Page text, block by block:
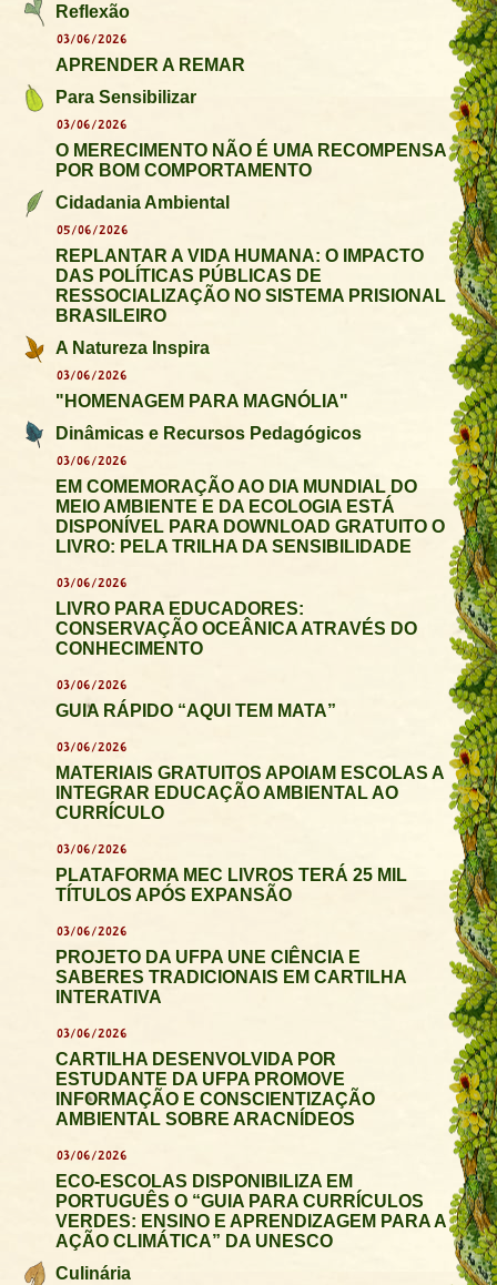
Reflexão
03/06/2026
APRENDER A REMAR
Para Sensibilizar
03/06/2026
O MERECIMENTO NÃO É UMA RECOMPENSA
POR BOM COMPORTAMENTO
Cidadania Ambiental
05/06/2026
REPLANTAR A VIDA HUMANA: O IMPACTO
DAS POLÍTICAS PÚBLICAS DE
RESSOCIALIZAÇÃO NO SISTEMA PRISIONAL
BRASILEIRO
A Natureza Inspira
03/06/2026
"HOMENAGEM PARA MAGNÓLIA"
Dinâmicas e Recursos Pedagógicos
03/06/2026
EM COMEMORAÇÃO AO DIA MUNDIAL DO
MEIO AMBIENTE E DA ECOLOGIA ESTÁ
DISPONÍVEL PARA DOWNLOAD GRATUITO O
LIVRO: PELA TRILHA DA SENSIBILIDADE
03/06/2026
LIVRO PARA EDUCADORES:
CONSERVAÇÃO OCEÂNICA ATRAVÉS DO
CONHECIMENTO
03/06/2026
GUIA RÁPIDO “AQUI TEM MATA”
03/06/2026
MATERIAIS GRATUITOS APOIAM ESCOLAS A
INTEGRAR EDUCAÇÃO AMBIENTAL AO
CURRÍCULO
03/06/2026
PLATAFORMA MEC LIVROS TERÁ 25 MIL
TÍTULOS APÓS EXPANSÃO
03/06/2026
PROJETO DA UFPA UNE CIÊNCIA E
SABERES TRADICIONAIS EM CARTILHA
INTERATIVA
03/06/2026
CARTILHA DESENVOLVIDA POR
ESTUDANTE DA UFPA PROMOVE
INFORMAÇÃO E CONSCIENTIZAÇÃO
AMBIENTAL SOBRE ARACNÍDEOS
03/06/2026
ECO-ESCOLAS DISPONIBILIZA EM
PORTUGUÊS O “GUIA PARA CURRÍCULOS
VERDES: ENSINO E APRENDIZAGEM PARA A
AÇÃO CLIMÁTICA” DA UNESCO
Culinária